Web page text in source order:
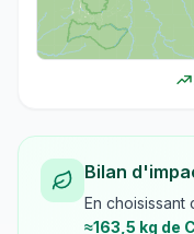
Bilan
En
≈163,5 kg de